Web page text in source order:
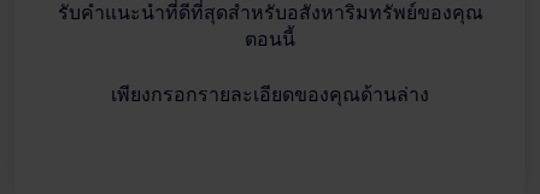
รับคำแนะนำที่ดีที่สุดสำหรับอสังหาริมทรัพย์ของคุณ
ตอนนี้
เพียงกรอกรายละเอียดของคุณด้านล่าง